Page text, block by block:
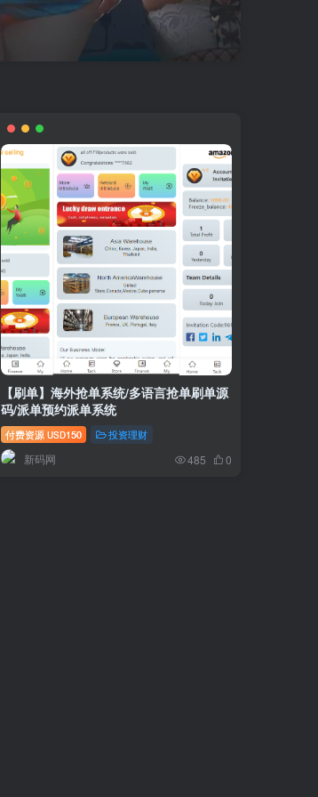
【刷单】海外抢单系统/多语言抢单刷单源
码/派单预约派单系统
付费资源 USD150 投资理财
新码网 485 0